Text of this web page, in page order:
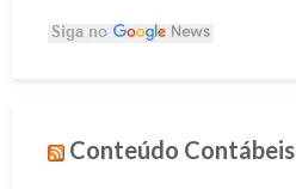
Conteúdo Contábeis